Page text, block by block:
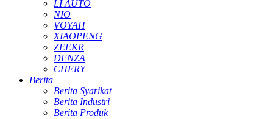
LI AUTO
NIO
VOYAH
XIAOPENG
ZEEKR
DENZA
CHERY
Berita
Berita Syarikat
Berita Industri
Berita Produk